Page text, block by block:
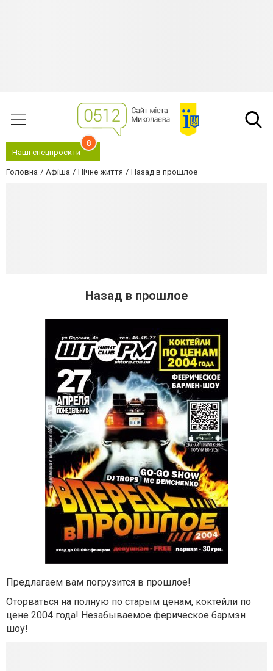
Наші спецпроєкти
8
Головна Афіша Нічне життя Назад в прошлое
Назад в прошлое
Предлагаем вам погрузится в прошлое!
Оторваться на полную по старым ценам, коктейли по
цене 2004 года! Незабываемое ферическое бармэн
шоу!